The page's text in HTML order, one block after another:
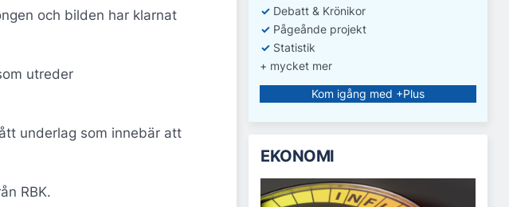
och bilden har klarnat
utreder
underlag som innebär att
RBK.
✓ Debatt & Krönikor
✓ Pågeånde projekt
✓ Statistik
+ mycket mer
Kom igång med +Plus
EKONOMI